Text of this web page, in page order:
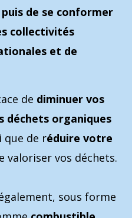
de se conformer
collectivités
et de
de diminuer vos
déchets organiques
que de réduire votre
valoriser vos déchets.
sous forme